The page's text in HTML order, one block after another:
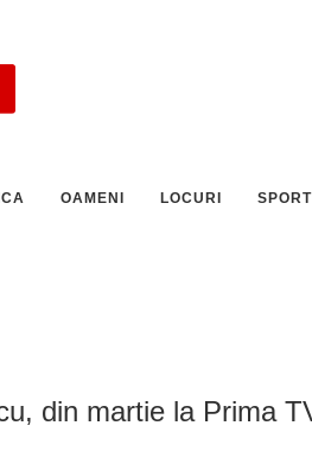
OAMENI LOCURI SPORT
din martie la Prima